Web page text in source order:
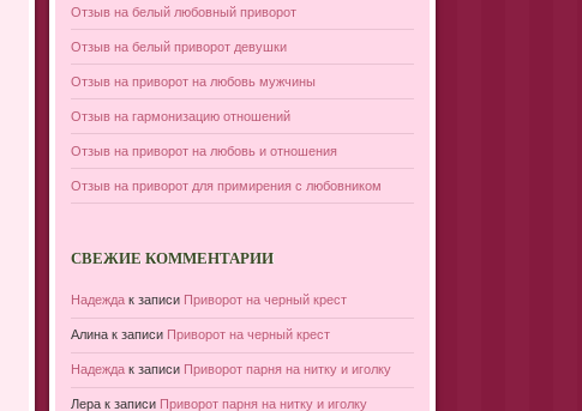
Отзыв на белый любовный приворот
Отзыв на белый приворот девушки
Отзыв на приворот на любовь мужчины
Отзыв на гармонизацию отношений
Отзыв на приворот на любовь и отношения
Отзыв на приворот для примирения с любовником
СВЕЖИЕ КОММЕНТАРИИ
Надежда к записи Приворот на черный крест
Алина к записи Приворот на черный крест
Надежда к записи Приворот парня на нитку и иголку
Лера к записи Приворот парня на нитку и иголку